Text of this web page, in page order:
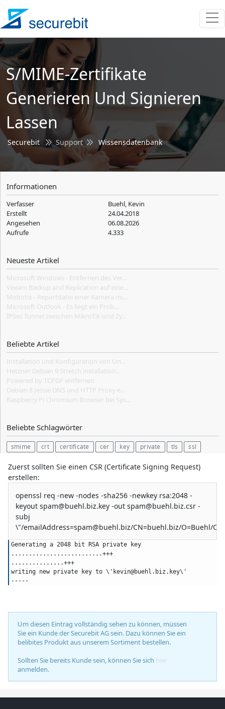
S/MIME-Zertifikate
Generieren Und Signieren
Lassen
Securebit Support Wissensdatenbank
Informationen
Verfasser
Buehl, Kevin
Erstellt
24.04.2018
Angesehen
06.08.2026
Aufrufe
4.333
Neueste Artikel
Microsoft Windows - Entfernen des Ver...
Veeam Backup and Replication auf eine...
Mobotix - Reportdatei einer Kamera mi...
Microsoft Outlook - Es liegt ein Prob...
IPSec Tunnel zwischen MikroTik und Zy...
Beliebte Artikel
Installation und Konfiguration von Un...
Hetzner Debian 9 Stretch installation...
Powered by TCPDF entfernen
Debian 8 Jessie DNS und HTTP Proxy e...
Raspberry Pi Chromium Browser bei Sys...
Beliebte Schlagwörter
smime crt certificate cer key private tls ssl
Zuerst sollten Sie einen CSR (Certificate Signing Request)
erstellen:
openssl req -new -nodes -sha256 -newkey rsa:2048 -
keyout spam@buehl.biz.key -out spam@buehl.biz.csr -
subj
\"/emailAddress=spam@buehl.biz/CN=buehl.biz/O=Buehl/
Generating a 2048 bit RSA private key
..........................+++
...............+++
writing new private key to \' kevin@buehl.biz.key\'
-----
Um diesen Eintrag vollständig sehen zu können, müssen
Sie ein Kunde der Securebit AG sein. Dazu können Sie ein
belibites Produkt aus unserem Sortiment bestellen.
Sollten Sie bereits Kunde sein, können Sie sich hier
anmelden.